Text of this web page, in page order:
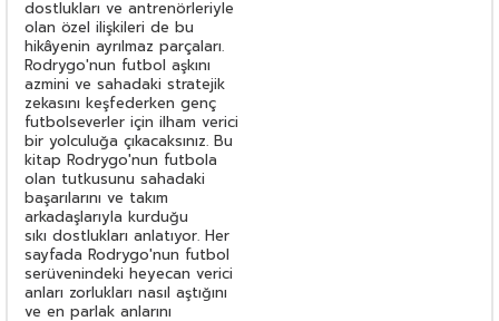
dostlukları ve antrenörleriyle
olan özel ilişkileri de bu
hikâyenin ayrılmaz parçaları.
Rodrygo'nun futbol aşkını
azmini ve sahadaki stratejik
zekasını keşfederken genç
futbolseverler için ilham verici
bir yolculuğa çıkacaksınız. Bu
kitap Rodrygo'nun futbola
olan tutkusunu sahadaki
başarılarını ve takım
arkadaşlarıyla kurduğu
sıkı dostlukları anlatıyor. Her
sayfada Rodrygo'nun futbol
serüvenindeki heyecan verici
anları zorlukları nasıl aştığını
ve en parlak anlarını